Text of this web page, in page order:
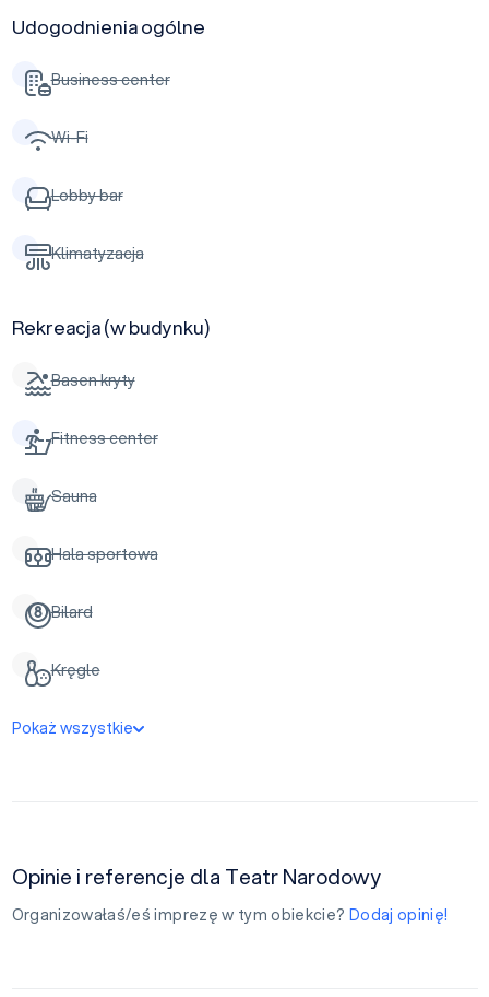
Udogodnienia ogólne
Business center
Wi-Fi
Lobby bar
Klimatyzacja
Rekreacja (w budynku)
Basen kryty
Fitness center
Sauna
Hala sportowa
Bilard
Kręgle
Pokaż wszystkie
Opinie i referencje dla Teatr Narodowy
Organizowałaś/eś imprezę w tym obiekcie? Dodaj opinię!